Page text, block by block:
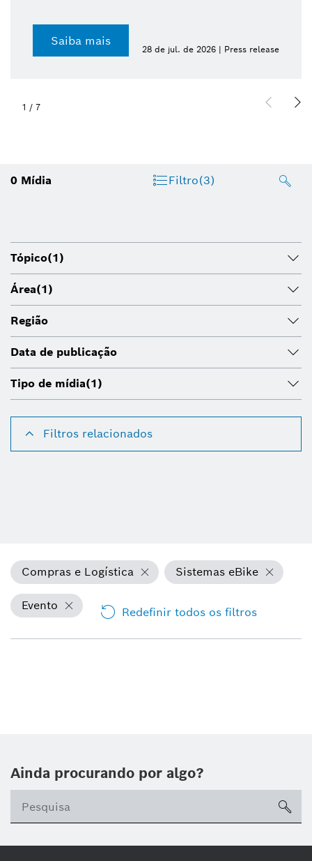
Saiba mais
28 de jul. de 2026 | Press release
1 / 7
0 Mídia Filtro(3)
Tópico(1)
Área(1)
Região
Data de publicação
Tipo de mídia(1)
Filtros relacionados
Compras e Logística Sistemas eBike
Evento Redefinir todos os filtros
Ainda procurando por algo?